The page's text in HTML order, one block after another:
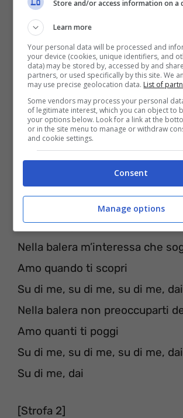
Viene da quello che provo
Occhio
[Ritornello]
Nella balera m’interessa che
Amo quando ti scopri
Su di me, su di me, su di me, dai
Nella balera non preoccuparti
Amo quanti ti poggi
Su di me, su di me, su di me, dai
Su di mе, dai
[Strofa 2]
Store and/or access information on a
Learn more
Your personal data will be processed and
your device (cookies, unique identifiers, and
data) may be stored by, accessed by and
partners, or used specifically by this site. We
may use precise geolocation data. List of
Some vendors may process your personal
of legitimate interest, which you can object to
your options below. Look for a link at the
or in the site menu to manage or withdraw
and cookie settings.
Consent
Manage options